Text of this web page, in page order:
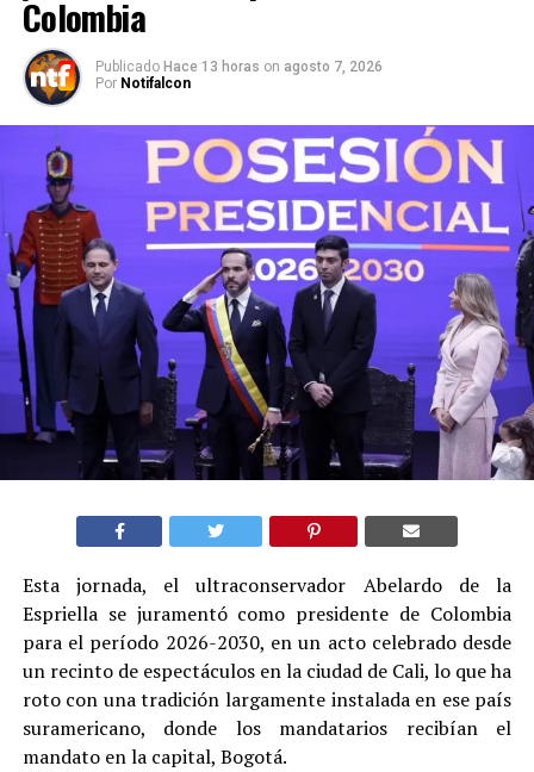
Colombia
Publicado Hace 13 horas on agosto 7, 2026
Por Notifalcon
Esta jornada, el ultraconservador Abelardo de la
Espriella se juramentó como presidente de Colombia
para el período 2026-2030, en un acto celebrado desde
un recinto de espectáculos en la ciudad de Cali, lo que ha
roto con una tradición largamente instalada en ese país
suramericano, donde los mandatarios recibían el
mandato en la capital, Bogotá.